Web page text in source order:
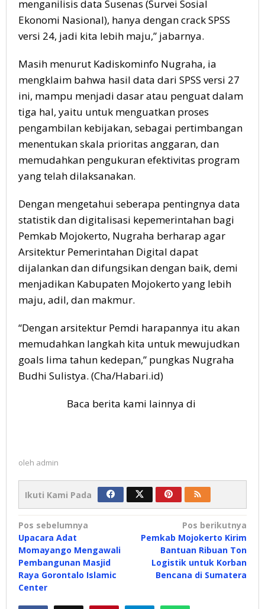
menganilisis data Susenas (Survei Sosial
Ekonomi Nasional), hanya dengan crack SPSS
versi 24, jadi kita lebih maju,” jabarnya.
Masih menurut Kadiskominfo Nugraha, ia
mengklaim bahwa hasil data dari SPSS versi 27
ini, mampu menjadi dasar atau penguat dalam
tiga hal, yaitu untuk menguatkan proses
pengambilan kebijakan, sebagai pertimbangan
menentukan skala prioritas anggaran, dan
memudahkan pengukuran efektivitas program
yang telah dilaksanakan.
Dengan mengetahui seberapa pentingnya data
statistik dan digitalisasi kepemerintahan bagi
Pemkab Mojokerto, Nugraha berharap agar
Arsitektur Pemerintahan Digital dapat
dijalankan dan difungsikan dengan baik, demi
menjadikan Kabupaten Mojokerto yang lebih
maju, adil, dan makmur.
“Dengan arsitektur Pemdi harapannya itu akan
memudahkan langkah kita untuk mewujudkan
goals lima tahun kedepan,” pungkas Nugraha
Budhi Sulistya. (Cha/Habari.id)
Baca berita kami lainnya di
oleh admin
Ikuti Kami Pada
Navigasi
pos
Pos sebelumnya
Upacara Adat
Momayango Mengawali
Pembangunan Masjid
Raya Gorontalo Islamic
Center
Pos berikutnya
Pemkab Mojokerto Kirim
Bantuan Ribuan Ton
Logistik untuk Korban
Bencana di Sumatera